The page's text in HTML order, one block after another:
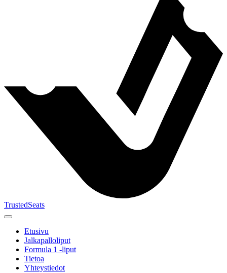
TrustedSeats
Etusivu
Jalkapalloliput
Formula 1 -liput
Tietoa
Yhteystiedot